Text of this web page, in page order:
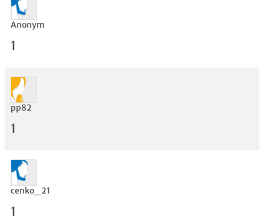
Anonym
1
pp82
1
cenko_21
1